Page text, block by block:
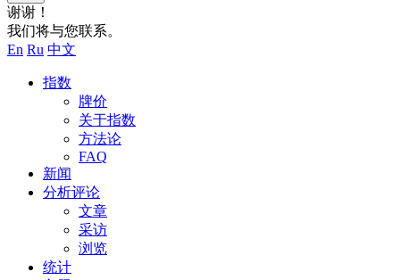
谢谢！
我们将与您联系。
En Ru 中文
指数
牌价
关于指数
方法论
FAQ
新闻
分析评论
文章
采访
浏览
统计